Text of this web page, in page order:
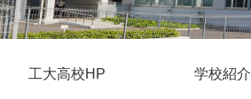
工大高校HP 学校紹介